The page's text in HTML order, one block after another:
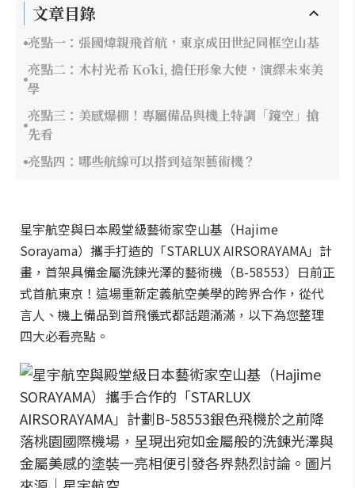
文章目錄
亮點一：張國煒親飛首航，東京成田世紀同框空山基
亮點二：木村光希 Kōki, 擔任形象大使，演繹未來美
學
亮點三：美感爆棚！專屬備品與機上特調「鏡空」搶
先看
亮點四：哪些航線可以搭到這架藝術機？
星宇航空與日本殿堂級藝術家空山基（Hajime
Sorayama）攜手打造的「STARLUX AIRSORAYAMA」計
畫，首架具備金屬洗鍊光澤的藝術機（B-58553）日前正
式首航東京！這場重新定義航空美學的跨界合作，從代
言人、機上備品到首飛儀式都話題滿滿，以下為您整理
四大必看亮點。